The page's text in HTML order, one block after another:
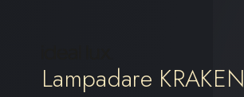
Lampadare KRAKEN